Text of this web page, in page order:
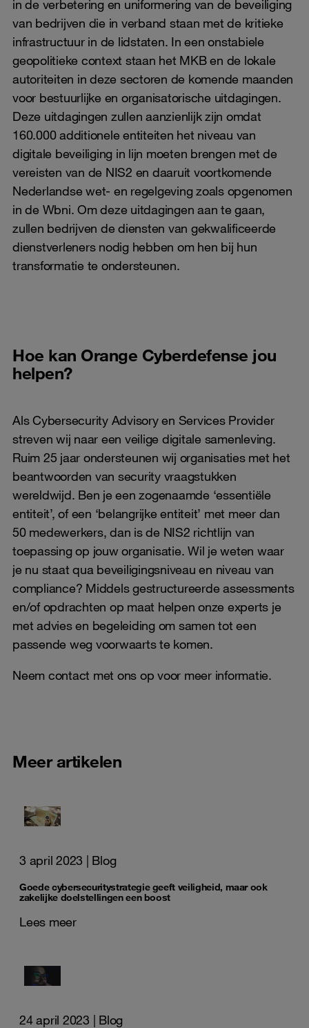
in de verbetering en uniformering van de beveiliging
van bedrijven die in verband staan met de kritieke
infrastructuur in de lidstaten. In een onstabiele
geopolitieke context staan het MKB en de lokale
autoriteiten in deze sectoren de komende maanden
voor bestuurlijke en organisatorische uitdagingen.
Deze uitdagingen zullen aanzienlijk zijn omdat
160.000 additionele entiteiten het niveau van
digitale beveiliging in lijn moeten brengen met de
vereisten van de NIS2 en daaruit voortkomende
Nederlandse wet- en regelgeving zoals opgenomen
in de Wbni. Om deze uitdagingen aan te gaan,
zullen bedrijven de diensten van gekwalificeerde
dienstverleners nodig hebben om hen bij hun
transformatie te ondersteunen.
Hoe kan Orange Cyberdefense jou
helpen?
Als Cybersecurity Advisory en Services Provider
streven wij naar een veilige digitale samenleving.
Ruim 25 jaar ondersteunen wij organisaties met het
beantwoorden van security vraagstukken
wereldwijd. Ben je een zogenaamde ‘essentiële
entiteit’, of een ‘belangrijke entiteit’ met meer dan
50 medewerkers, dan is de NIS2 richtlijn van
toepassing op jouw organisatie. Wil je weten waar
je nu staat qua beveiligingsniveau en niveau van
compliance? Middels gestructureerde assessments
en/of opdrachten op maat helpen onze experts je
met advies en begeleiding om samen tot een
passende weg voorwaarts te komen.
Neem contact met ons op voor meer informatie.
Meer artikelen
3 april 2023 | Blog
Goede cybersecuritystrategie geeft veiligheid, maar ook
zakelijke doelstellingen een boost
Lees meer
24 april 2023 | Blog